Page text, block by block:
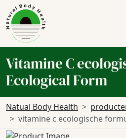
Vitamine C
Ecological Form
Natual Body Health
vitamine c ecologische